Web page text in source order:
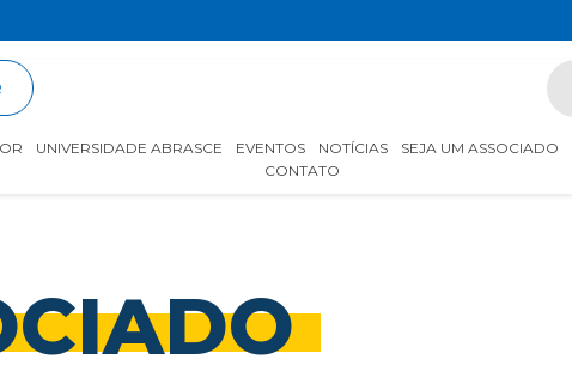
UNIVERSIDADE ABRASCE EVENTOS NOTÍCIAS SEJA UM ASSOCIADO
CONTATO